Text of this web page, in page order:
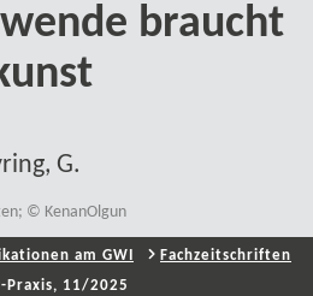
braucht
G.
© KenanOlgun
am GWI
Fachzeitschriften
​Praxis, 11/2025